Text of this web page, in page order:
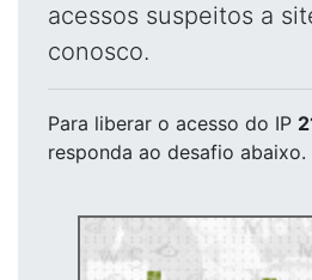
acessos suspeitos a
conosco.
Para liberar o acesso do IP
responda ao desafio abaixo.